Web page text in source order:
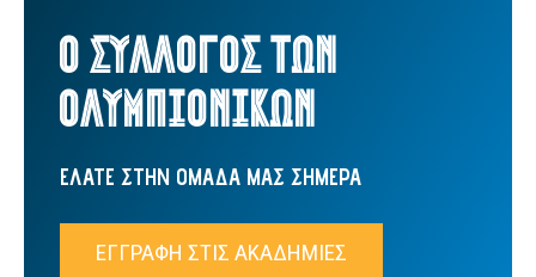
Ο ΣΥΛΛΟΓΟΣ ΤΩΝ
ΟΛΥΜΠΙΟΝΙΚΩΝ
ΕΛΑΤΕ ΣΤΗΝ ΟΜΑΔΑ ΜΑΣ ΣΗΜΕΡΑ
ΕΓΓΡΑΦΗ ΣΤΙΣ ΑΚΑΔΗΜΙΕΣ